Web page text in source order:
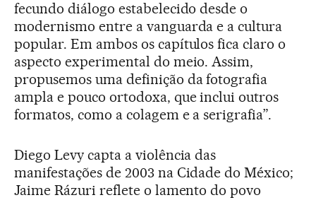
fecundo diálogo estabelecido desde o
modernismo entre a vanguarda e a cultura
popular. Em ambos os capítulos fica claro o
aspecto experimental do meio. Assim,
propusemos uma definição da fotografia
ampla e pouco ortodoxa, que inclui outros
formatos, como a colagem e a serigrafia”.
Diego Levy capta a violência das
manifestações de 2003 na Cidade do México;
Jaime Rázuri reflete o lamento do povo